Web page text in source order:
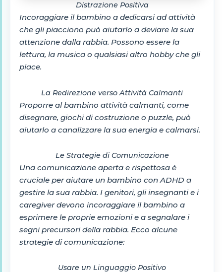
Distrazione Positiva
Incoraggiare il bambino a dedicarsi ad attività
che gli piacciono può aiutarlo a deviare la sua
attenzione dalla rabbia. Possono essere la
lettura, la musica o qualsiasi altro hobby che gli
piace.
La Redirezione verso Attività Calmanti
Proporre al bambino attività calmanti, come
disegnare, giochi di costruzione o puzzle, può
aiutarlo a canalizzare la sua energia e calmarsi.
Le Strategie di Comunicazione
Una comunicazione aperta e rispettosa è
cruciale per aiutare un bambino con ADHD a
gestire la sua rabbia. I genitori, gli insegnanti e i
caregiver devono incoraggiare il bambino a
esprimere le proprie emozioni e a segnalare i
segni precursori della rabbia. Ecco alcune
strategie di comunicazione:
Usare un Linguaggio Positivo